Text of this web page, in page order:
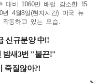
대비 1060만 배럴 감소한 15
4월8일(현지시간) 미국 뉴
동하고 있는 모습.